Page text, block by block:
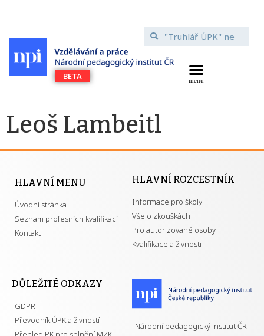
Leoš Lambeitl
HLAVNÍ MENU
Úvodní stránka
Seznam profesních kvalifikací
Kontakt
HLAVNÍ ROZCESTNÍK
Informace pro školy
Vše o zkouškách
Pro autorizované osoby
Kvalifikace a živnosti
DŮLEŽITÉ ODKAZY
GDPR
Převodník ÚPK a živností
Národní pedagogický institut ČR